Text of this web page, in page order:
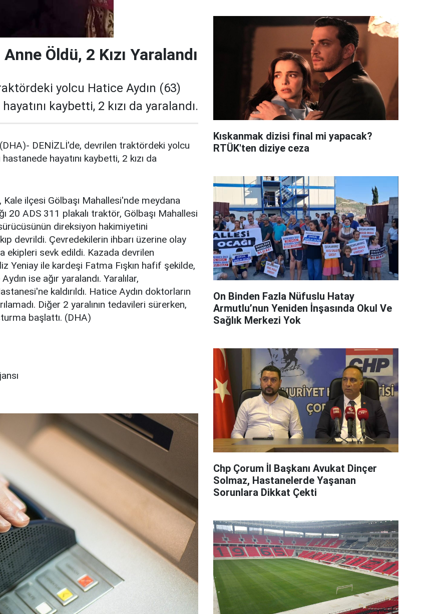
Öldü, 2 Kızı Yaralandı
yolcu Hatice Aydın (63)
kaybetti, 2 kızı da yaralandı.
DENİZLİ'de, devrilen traktördeki yolcu
hastanede hayatını kaybetti, 2 kızı da
Kale ilçesi Gölbaşı Mahallesi'nde meydana
20 ADS 311 plakalı traktör, Gölbaşı Mahallesi
direksiyon hakimiyetini
devrildi. Çevredekilerin ihbarı üzerine olay
ekipleri sevk edildi. Kazada devrilen
Yeniay ile kardeşi Fatma Fışkın hafif şekilde,
ise ağır yaralandı. Yaralılar,
kaldırıldı. Hatice Aydın doktorların
Diğer 2 yaralının tedavileri sürerken,
başlattı. (DHA)
Kıskanmak dizisi final mi yapacak?
RTÜK'ten diziye ceza
On Binden Fazla Nüfuslu Hatay
Armutlu’nun Yeniden İnşasında Okul Ve
Sağlık Merkezi Yok
Chp Çorum İl Başkanı Avukat Dinçer
Solmaz, Hastanelerde Yaşanan
Sorunlara Dikkat Çekti